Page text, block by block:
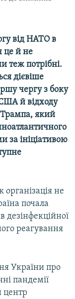
від НАТО в
це й не
теж потрібні.
дієвіше
чергу з боку
й відходу
який
за ініціативою
не
почала
дезінфекційної
реагування
України про
пандемії
центр